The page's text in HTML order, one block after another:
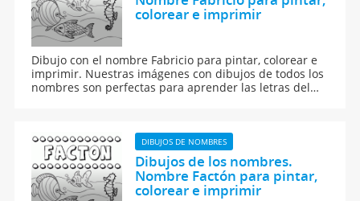
colorear e imprimir
Dibujo con el nombre Fabricio para pintar, colorear e
imprimir. Nuestras imágenes con dibujos de todos los
nombres son perfectas para aprender las letras del
DIBUJOS DE NOMBRES
Dibujos de los nombres.
Nombre Factón para pintar,
colorear e imprimir